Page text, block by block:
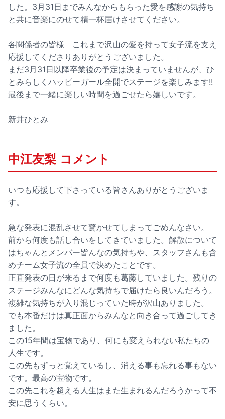
した。3月31日までみんなからもらった愛を感謝の気持ち
と共に音楽にのせて精一杯届けさせてください。
各関係者の皆様 これまで沢山の愛を持って女子流を支え
応援してくださりありがとうございました。
まだ3月31日以降卒業後の予定は決まっていませんが、ひ
とみらしくハッピーガール全開でステージを楽しみます!!
最後まで一緒に楽しい時間を過ごせたら嬉しいです。
新井ひとみ
中江友梨 コメント
いつも応援して下さっている皆さんありがとうございま
す。
急な発表に混乱させて驚かせてしまってごめんなさい。
前から何度も話し合いをしてきていました。解散について
はちゃんとメンバー皆んなの気持ちや、スタッフさんも含
めチーム女子流の全員で決めたことです。
正直発表の日が来るまで何度も葛藤していました。残りの
ステージみんなにどんな気持ちで届けたら良いんだろう。
複雑な気持ちが入り混じっていた時が沢山ありました。
でも本番だけは真正面からみんなと向き合って過ごしてき
ました。
この15年間は宝物であり、何にも変えられない私たちの
人生です。
この先もずっと覚えているし、消える事も忘れる事もない
です。最高の宝物です。
この先これを超える人生はまた生まれるんだろうかって不
安に思うくらい。